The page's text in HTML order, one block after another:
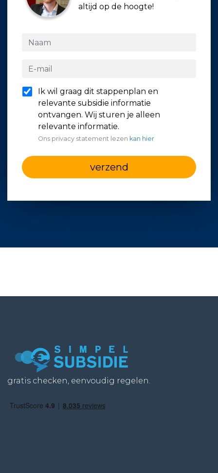
altijd op de hoogte!
Ik wil graag dit stappenplan en
relevante subsidie informatie
ontvangen. Wij sturen je alleen
relevante informatie.
Ons privacy statement lezen kan hier
verzend
gratis checken, eenvoudig regelen.